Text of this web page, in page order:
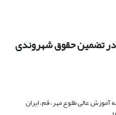
تضمین حقوق شهروندی
عالی طلوع مهر، قم، ایران